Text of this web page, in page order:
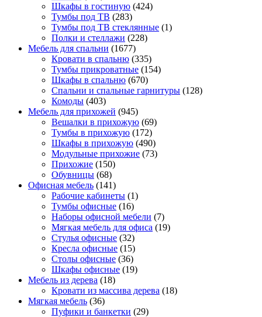
Шкафы в гостиную (424)
Тумбы под ТВ (283)
Тумбы под ТВ стеклянные (1)
Полки и стеллажи (228)
Мебель для спальни (1677)
Кровати в спальню (335)
Тумбы прикроватные (154)
Шкафы в спальню (670)
Спальни и спальные гарнитуры (128)
Комоды (403)
Мебель для прихожей (945)
Вешалки в прихожую (69)
Тумбы в прихожую (172)
Шкафы в прихожую (490)
Модульные прихожие (73)
Прихожие (150)
Обувницы (68)
Офисная мебель (141)
Рабочие кабинеты (1)
Тумбы офисные (16)
Наборы офисной мебели (7)
Мягкая мебель для офиса (19)
Стулья офисные (32)
Кресла офисные (15)
Столы офисные (36)
Шкафы офисные (19)
Мебель из дерева (18)
Кровати из массива дерева (18)
Мягкая мебель (36)
Пуфики и банкетки (29)